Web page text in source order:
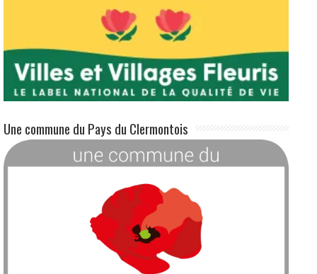
Une commune du Pays du Clermontois